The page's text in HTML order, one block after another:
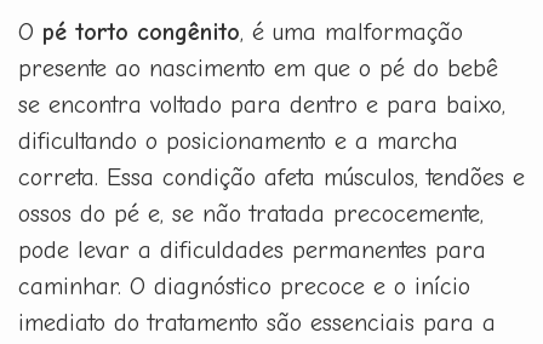
O pé torto congênito, é uma malformação
presente ao nascimento em que o pé do bebê
se encontra voltado para dentro e para baixo,
dificultando o posicionamento e a marcha
correta. Essa condição afeta músculos, tendões e
ossos do pé e, se não tratada precocemente,
pode levar a dificuldades permanentes para
caminhar. O diagnóstico precoce e o início
imediato do tratamento são essenciais para a